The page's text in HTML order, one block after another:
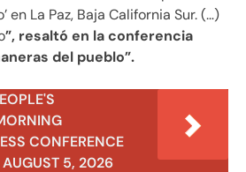
en La Paz, Baja California Sur. (…)
”, resaltó en la conferencia
del pueblo”.
CONFERENCE
5, 2026